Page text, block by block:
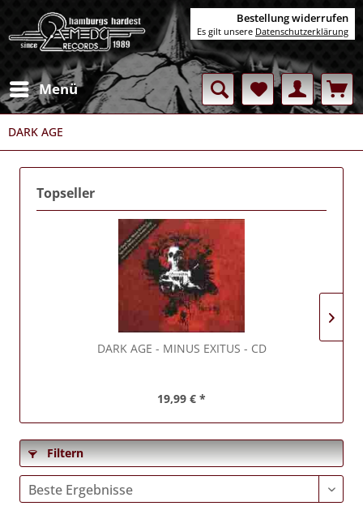
Menü
DARK AGE
Topseller
DARK AGE - MINUS EXITUS - CD
19,99 € *
Filtern
Bestellung widerrufen
Es gilt unsere Datenschutzerklärung